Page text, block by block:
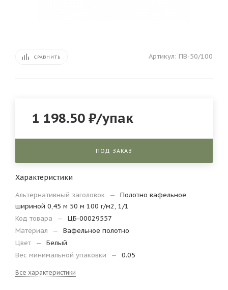
СРАВНИТЬ Артикул: ПВ-50/100
1 198.50 ₽/упак
ПОД ЗАКАЗ
Характеристики
Альтернативный заголовок —
Полотно вафельное
шириной 0,45 м 50 м 100 г/м2, 1/1
Код товара
—
ЦБ-00029557
Материал
—
Вафельное полотно
Цвет
—
Белый
Вес минимальной упаковки
— 0.05
Все характеристики